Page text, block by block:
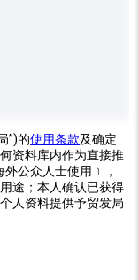
”)的使用条款及确定
资料库内作为直接推
公众人士使用﹞，
途；本人确认已获得
人资料提供予贸发局